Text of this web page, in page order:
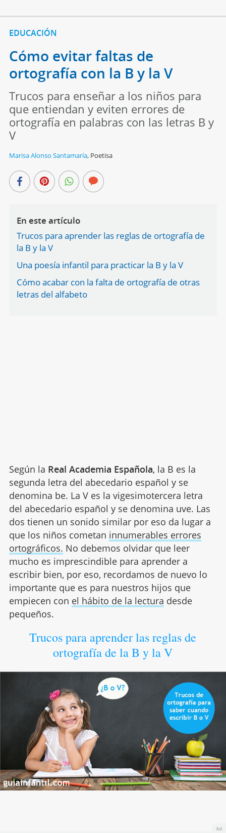
EDUCACIÓN
Cómo evitar faltas de
ortografía con la B y la V
Trucos para enseñar a los niños para
que entiendan y eviten errores de
ortografía en palabras con las letras B y
V
Marisa Alonso Santamaría, Poetisa
En este artículo
Trucos para aprender las reglas de ortografía de
la B y la V
Una poesía infantil para practicar la B y la V
Cómo acabar con la falta de ortografía de otras
letras del alfabeto
Según la Real Academia Española, la B es la
segunda letra del abecedario español y se
denomina be. La V es la vigesimotercera letra
del abecedario español y se denomina uve. Las
dos tienen un sonido similar por eso da lugar a
que los niños cometan innumerables errores
ortográficos. No debemos olvidar que leer
mucho es imprescindible para aprender a
escribir bien, por eso, recordamos de nuevo lo
importante que es para nuestros hijos que
empiecen con el hábito de la lectura desde
pequeños.
Trucos para aprender las reglas de
ortografía de la B y la V
Ad